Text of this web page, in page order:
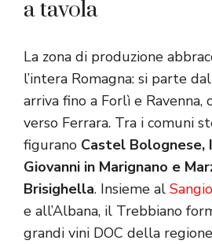
a tavola
La zona di produzione
l’intera Romagna: si parte
arriva fino a Forlì e Ravenna,
verso Ferrara. Tra i comuni
figurano Castel Bolognese,
Giovanni in Marignano e
Brisighella. Insieme al
e all’Albana, il Trebbiano
grandi vini DOC della